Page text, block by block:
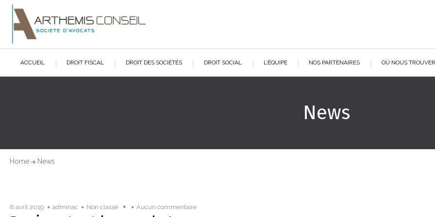
ACCUEIL DROIT FISCAL DROIT DES SOCIÉTÉS DROIT SOCIAL L’ÉQUIPE NOS PARTENAIRES OÙ NOUS
News
Home News
8 avril 2019 adminac Non classé Aucun commentaire